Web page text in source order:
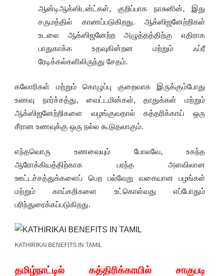
ஆன்டிஆக்ஸிடன்ட்கள், குறிப்பாக நாசுனின், இது
சருமத்தில் காணப்படுகிறது. ஆக்ஸிஜனேற்றிகள்
உடலை ஆக்ஸிஜனேற்ற அழுத்தத்திற்கு எதிராக
பாதுகாக்க உதவுகின்றன மற்றும் ஃப்ரீ
ரேடிக்கல்களிலிருந்து சேதம்.
கலோரிகள் மற்றும் கொழுப்பு குறைவாக இருக்கும்போது
உணவு நார்ச்சத்து, வைட்டமின்கள், தாதுக்கள் மற்றும்
ஆக்ஸிஜனேற்றிகளை வழங்குவதால் கத்தரிக்காய் ஒரு
சீரான உணவுக்கு ஒரு நல்ல கூடுதலாகும்.
எந்தவொரு உணவையும் போலவே, உகந்த
ஆரோக்கியத்திற்காக பரந்த அளவிலான
ஊட்டச்சத்துக்களைப் பெற பல்வேறு வகையான பழங்கள்
மற்றும் காய்கறிகளை உட்கொள்வது எப்போதும்
பரிந்துரைக்கப்படுகிறது.
KATHIRIKAI BENEFITS IN TAMIL
தமிழ்நாட்டில் கத்திரிக்காயில் சாகுபடி